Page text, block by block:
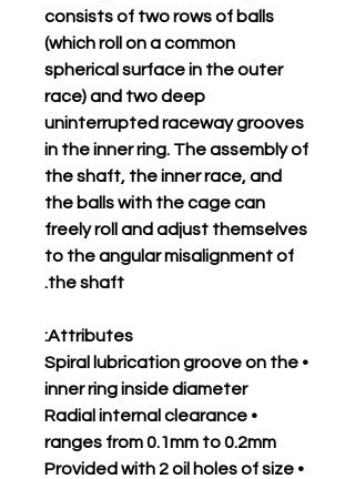
consists of two rows of balls
(which roll on a common
spherical surface in the outer
race) and two deep
uninterrupted raceway grooves
in the inner ring. The assembly of
the shaft, the inner race, and
the balls with the cage can
freely roll and adjust themselves
to the angular misalignment of
the shaft.
Attributes:
• Spiral lubrication groove on the
inner ring inside diameter
• Radial internal clearance
ranges from 0.1mm to 0.2mm
• Provided with 2 oil holes of size